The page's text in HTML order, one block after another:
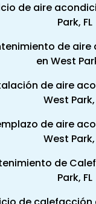
de aire
Park, FL
de
en West
de aire
West Park,
de aire
West Park,
de
Park, FL